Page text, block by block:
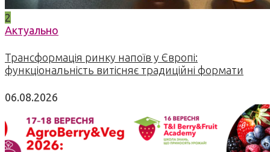
2
Актуально
Трансформація ринку напоїв у Європі:
функціональність витісняє традиційні формати
06.08.2026